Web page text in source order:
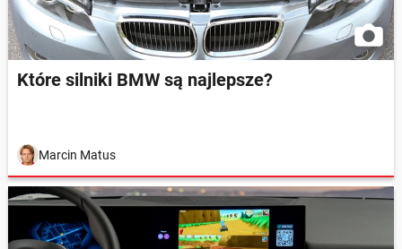
Które silniki BMW są najlepsze?
Marcin Matus